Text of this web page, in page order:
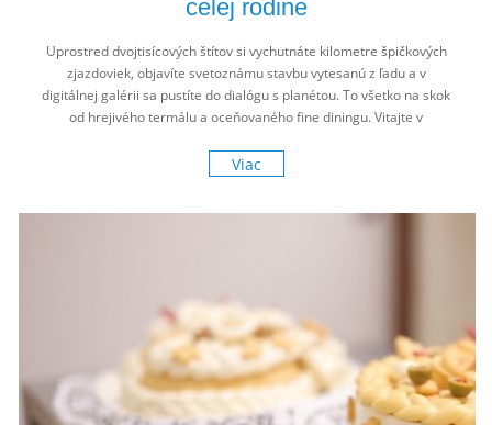
celej rodine
Uprostred dvojtisícových štítov si vychutnáte kilometre špičkových
zjazdoviek, objavíte svetoznámu stavbu vytesanú z ľadu a v
digitálnej galérii sa pustíte do dialógu s planétou. To všetko na skok
od hrejivého termálu a oceňovaného fine diningu. Vitajte v
Viac